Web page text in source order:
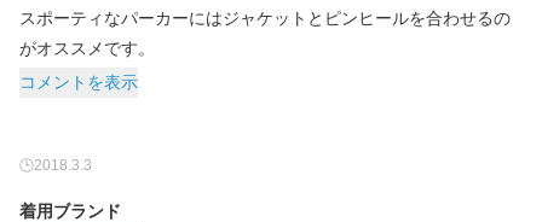
スポーティなパーカーにはジャケットとピンヒールを合わせるの
がオススメです。
コメントを表示
2018.3.3
着用ブランド